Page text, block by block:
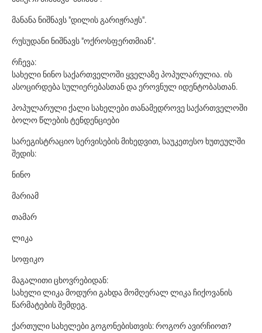
მანანა ნიშნავს "დილის გარიჟრაჟს".
რუსუდანი ნიშნავს "ოქროსფერთმიან".
რჩევა:
სახელი ნინო საქართველოში ყველაზე პოპულარულია. ის
ასოცირდება სულიერებასთან და ეროვნულ იდენტობასთან.
პოპულარული ქალი სახელები თანამედროვე საქართველოში
ბოლო წლების ტენდენციები
სარეგისტრაციო სერვისების მიხედვით, საუკეთესო ხუთეულში
შედის:
ნინო
მარიამ
თამარ
ლიკა
სოფიკო
მაგალითი ცხოვრებიდან:
სახელი ლიკა მოდური გახდა მომღერალ ლიკა ჩიქოვანის
წარმატების შემდეგ.
ქართული სახელები გოგონებისთვის: როგორ ავირჩიოთ?